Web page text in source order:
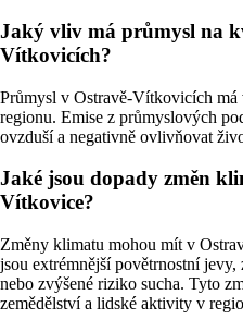
Jaký vliv má průmysl na
Vítkovicích?
Průmysl v Ostravě-Vítkovicích
regionu. Emise z průmyslových
ovzduší a negativně ovlivňovat
Jaké jsou dopady změn
Vítkovice?
Změny klimatu mohou mít v
jsou extrémnější povětrnostní jevy,
nebo zvýšené riziko sucha. Tyto
zemědělství a lidské aktivity v